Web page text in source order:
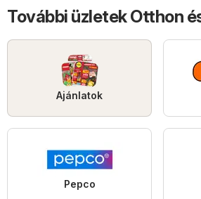
További üzletek Otthon
Ajánlatok
Pepco